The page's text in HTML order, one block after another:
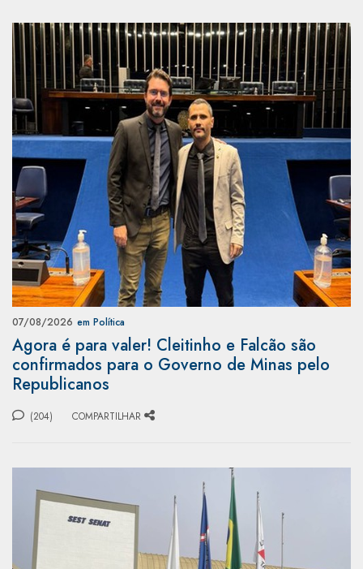
07/08/2026 em Política
Agora é para valer! Cleitinho e Falcão são
confirmados para o Governo de Minas pelo
Republicanos
(204) COMPARTILHAR